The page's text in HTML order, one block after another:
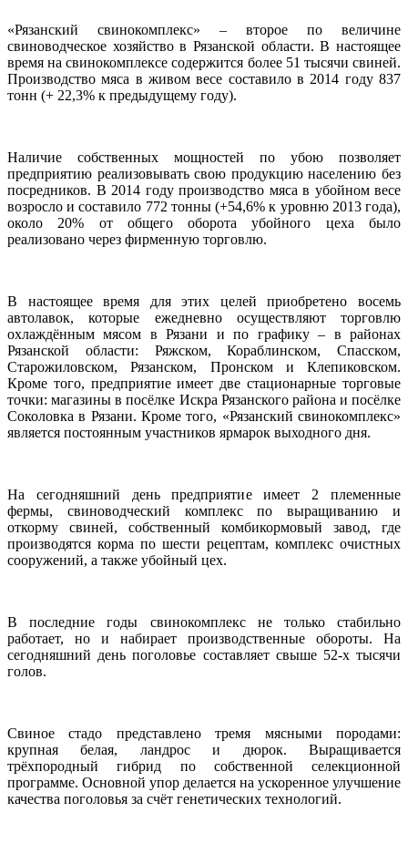
«Рязанский свинокомплекс» – второе по величине
свиноводческое хозяйство в Рязанской области. В настоящее
время на свинокомплексе содержится более 51 тысячи свиней.
Производство мяса в живом весе составило в 2014 году 837
тонн (+ 22,3% к предыдущему году).
Наличие собственных мощностей по убою позволяет
предприятию реализовывать свою продукцию населению без
посредников. В 2014 году производство мяса в убойном весе
возросло и составило 772 тонны (+54,6% к уровню 2013 года),
около 20% от общего оборота убойного цеха было
реализовано через фирменную торговлю.
В настоящее время для этих целей приобретено восемь
автолавок, которые ежедневно осуществляют торговлю
охлаждённым мясом в Рязани и по графику – в районах
Рязанской области: Ряжском, Кораблинском, Спасском,
Старожиловском, Рязанском, Пронском и Клепиковском.
Кроме того, предприятие имеет две стационарные торговые
точки: магазины в посёлке Искра Рязанского района и посёлке
Соколовка в Рязани. Кроме того, «Рязанский свинокомплекс»
является постоянным участников ярмарок выходного дня.
На сегодняшний день предприятие имеет 2 племенные
фермы, свиноводческий комплекс по выращиванию и
откорму свиней, собственный комбикормовый завод, где
производятся корма по шести рецептам, комплекс очистных
сооружений, а также убойный цех.
В последние годы свинокомплекс не только стабильно
работает, но и набирает производственные обороты. На
сегодняшний день поголовье составляет свыше 52-х тысячи
голов.
Свиное стадо представлено тремя мясными породами:
крупная белая, ландрос и дюрок. Выращивается
трёхпородный гибрид по собственной селекционной
программе. Основной упор делается на ускоренное улучшение
качества поголовья за счёт генетических технологий.